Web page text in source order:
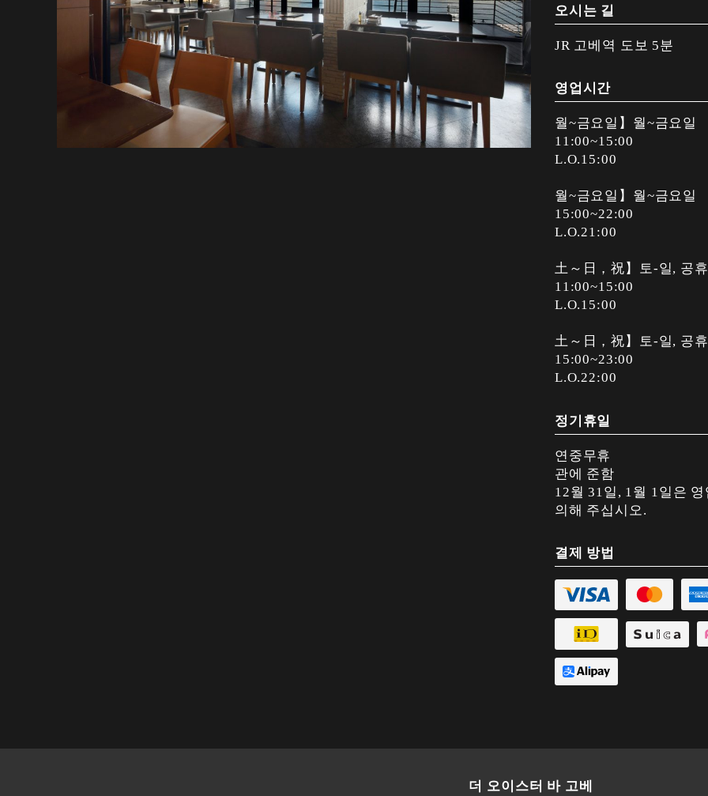
오시는 길
JR 고베역 도보 5분
영업시간
월~금요일】월~금요일
11:00~15:00
L.O.15:00
월~금요일】월~금요일
15:00~22:00
L.O.21:00
土～日，祝】토-일, 공
11:00~15:00
L.O.15:00
土～日，祝】토-일, 공
15:00~23:00
L.O.22:00
정기휴일
연중무휴
관에 준함
12월 31일, 1월 1일은
의해 주십시오.
결제 방법
더 오이스터 바 고베